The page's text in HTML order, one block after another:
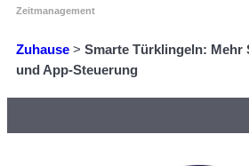
Zeitmanagement
Zuhause > Smarte Türklingeln: Mehr
und App-Steuerung